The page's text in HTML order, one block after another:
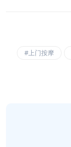
#上门按摩